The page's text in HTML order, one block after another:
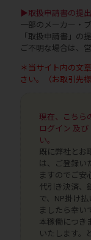
▶取扱申請書の提
一部のメーカー・
「取扱申請書」の
ご不明な場合は、
＊当サイト内の文
さい。（お取引先様
現在、こちら
ログイン 及
い。
既に弊社とお
は、ご登録い
ますのでご安
代引き決済、
で、NP掛け
ましたら幸い
本稼働につき
いたします。